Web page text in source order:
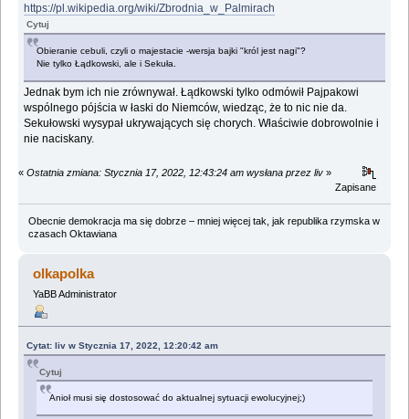
https://pl.wikipedia.org/wiki/Zbrodnia_w_Palmirach
Cytuj
Obieranie cebuli, czyli o majestacie -wersja bajki "król jest nagi"?
Nie tylko Łądkowski, ale i Sekuła.
Jednak bym ich nie zrównywał. Łądkowski tylko odmówił Pajpakowi
wspólnego pójścia w łaski do Niemców, wiedząc, że to nic nie da.
Sekułowski wysypał ukrywających się chorych. Właściwie dobrowolnie i
nie naciskany.
« Ostatnia zmiana: Stycznia 17, 2022, 12:43:24 am wysłana przez liv »
Zapisane
Obecnie demokracja ma się dobrze – mniej więcej tak, jak republika rzymska w
czasach Oktawiana
olkapolka
YaBB Administrator
Cytat: liv w Stycznia 17, 2022, 12:20:42 am
Cytuj
Anioł musi się dostosować do aktualnej sytuacji ewolucyjnej;)